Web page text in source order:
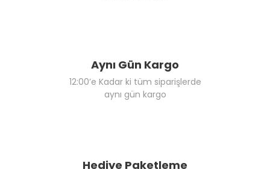
Aynı Gün Kargo
12:00’e Kadar ki tüm siparişlerde
aynı gün kargo
Hediye Paketleme